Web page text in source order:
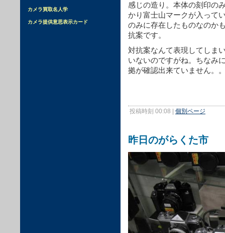
カメラ買取名人学
カメラ提供意思表示カード
感じの造り。本体の刻印の
かり富士山マークが入って
のみに存在したものなのか
抗案です。
対抗案なんて表現してしま
いないのですがね。ちなみ
拠が確認出来ていません。
投稿時刻 00:08 個別ページ
昨日のがらくた市